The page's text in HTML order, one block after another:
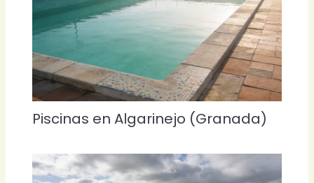
Piscinas en Algarinejo (Granada)